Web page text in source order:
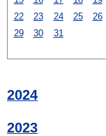
22
23 24 25 26
29
30 31
2024
2023